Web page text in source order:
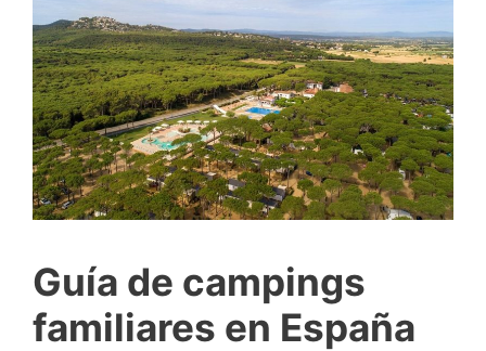
Guía de campings
familiares en España